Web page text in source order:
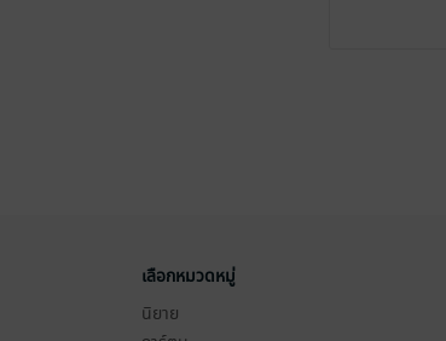
เลือกหมวดหมู่
นิยาย